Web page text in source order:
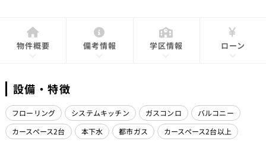
物件概要 備考情報 学区情報 ローン
設備・特徴
フローリング システムキッチン ガスコンロ
バルコニー
カースペース2台
本下水 都市ガス カースペース2台以上